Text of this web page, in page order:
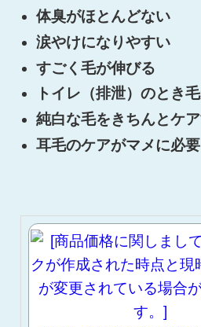
体臭がほとんどない
涙やけになりやすい
すごく毛が伸びる
トイレ（排泄）のとき
純白な毛をきちんとケ
耳毛のケアがマメに必要